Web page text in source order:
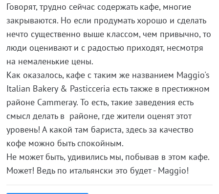
Говорят, трудно сейчас содержать кафе, многие
закрываются. Но если продумать хорошо и сделать
нечто существенно выше классом, чем привычно, то
люди оценивают и с радостью приходят, несмотря
на немаленькие цены.
Как оказалось, кафе с таким же названием Maggio's
Italian Bakery & Pasticceria есть также в престижном
районе Cammeray. То есть, такие заведения есть
смысл делать в районе, где жители оценят этот
уровень! А какой там бариста, здесь за качество
кофе можно быть спокойным.
Не может быть, удивились мы, побывав в этом кафе.
Может! Ведь по итальянски это будет - Maggio!